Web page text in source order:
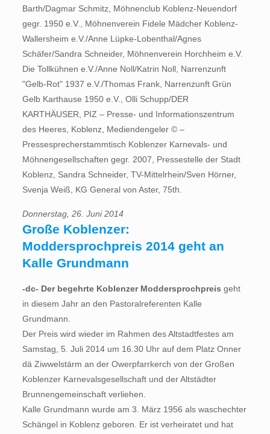
Barth/Dagmar Schmitz, Möhnenclub Koblenz-Neuendorf
gegr. 1950 e.V., Möhnenverein Fidele Mädcher Koblenz-
Wallersheim e.V./Anne Lüpke-Lobenthal/Agnes
Schäfer/Sandra Schneider, Möhnenverein Horchheim e.V.
Die Tollkühnen e.V./Anne Noll/Katrin Noll, Narrenzunft
"Gelb-Rot" 1937 e.V./Thomas Frank, Narrenzunft Grün
Gelb Karthause 1950 e.V., Olli Schupp/DER
KARTHÄUSER, PIZ – Presse- und Informationszentrum
des Heeres, Koblenz, Mediendengeler © –
Pressesprecherstammtisch Koblenzer Karnevals- und
Möhnengesellschaften gegr. 2007, Pressestelle der Stadt
Koblenz, Sandra Schneider, TV-Mittelrhein/Sven Hörner,
Svenja Weiß, KG General von Aster, 75th.
Donnerstag, 26. Juni 2014
Große Koblenzer:
Moddersprochpreis 2014 geht an
Kalle Grundmann
-dc- Der begehrte Koblenzer Moddersprochpreis geht
in diesem Jahr an den Pastoralreferenten Kalle
Grundmann.
Der Preis wird wieder im Rahmen des Altstadtfestes am
Samstag, 5. Juli 2014 um 16.30 Uhr auf dem Platz Onner
dä Ziwwelstärm an der Owerpfarrkerch von der Großen
Koblenzer Karnevalsgesellschaft und der Altstädter
Brunnengemeinschaft verliehen.
Kalle Grundmann wurde am 3. März 1956 als waschechter
Schängel in Koblenz geboren. Er ist verheiratet und hat